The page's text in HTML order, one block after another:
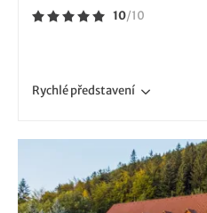
10/10
Rychlépředstavení